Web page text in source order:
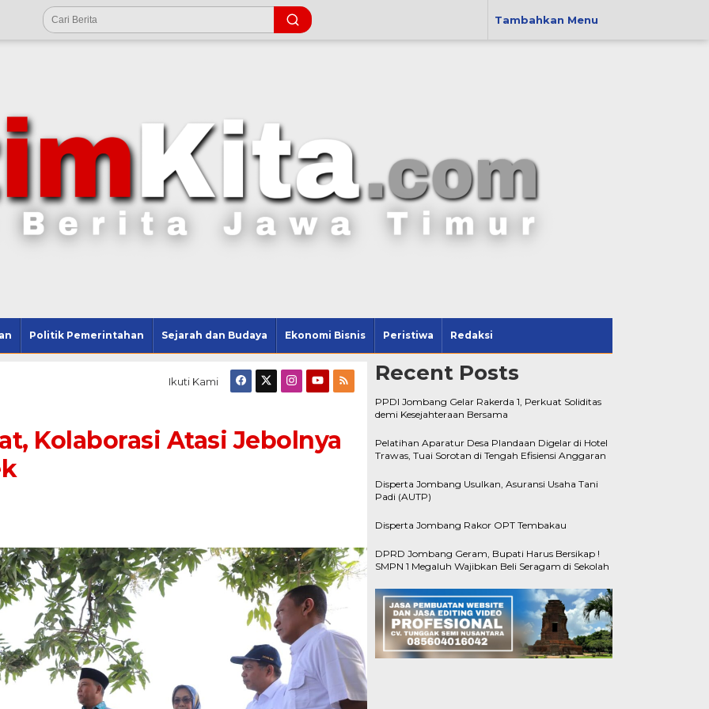
Tambahkan Menu
Politik Pemerintahan Sejarah dan Budaya Ekonomi Bisnis Peristiwa Redaksi
Ikuti Kami
Kolaborasi Atasi Jebolnya
Recent Posts
PPDI Jombang Gelar Rakerda 1, Perkuat Soliditas
demi Kesejahteraan Bersama
Pelatihan Aparatur Desa Plandaan Digelar di Hotel
Trawas, Tuai Sorotan di Tengah Efisiensi Anggaran
Disperta Jombang Usulkan, Asuransi Usaha Tani
Padi (AUTP)
Disperta Jombang Rakor OPT Tembakau
DPRD Jombang Geram, Bupati Harus Bersikap !
SMPN 1 Megaluh Wajibkan Beli Seragam di Sekolah